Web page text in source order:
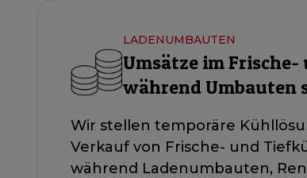
LADENUMBAUTEN
Umsätze im
während Umbauten
Wir stellen temporäre
Verkauf von Frische- und
während Ladenumbauten,